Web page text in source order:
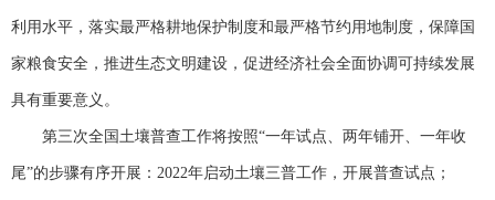
利用水平，落实最严格耕地保护制度和最严格节约用地制度，保障国
家粮食安全，推进生态文明建设，促进经济社会全面协调可持续发展
具有重要意义。
第三次全国土壤普查工作将按照“一年试点、两年铺开、一年收
尾”的步骤有序开展：2022年启动土壤三普工作，开展普查试点；